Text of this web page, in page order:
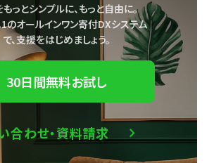
っとシンプルに、もっと自由に。
のオールインワン寄付DXシステム
で、支援をはじめましょう。
30日間無料お試し
合わせ・資料請求